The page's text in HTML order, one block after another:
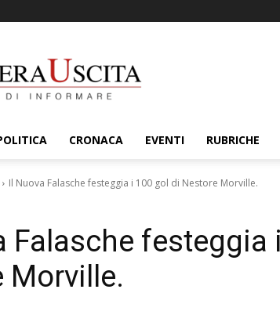
CRONACA EVENTI RUBRICHE
Il Nuova Falasche festeggia i 100 gol di Nestore Morville.
Falasche festeggia
Morville.